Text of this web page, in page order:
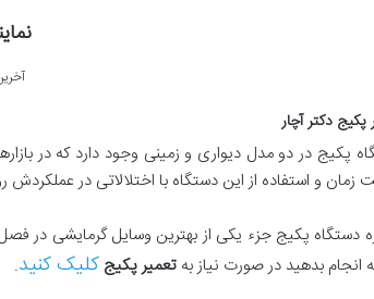
آخرین
پکیج دکتر آچار
پکیج در دو مدل دیواری و زمینی وجود دارد که در
و استفاده از این دستگاه با اختلالاتی در عملکردش
دستگاه پکیج جزء یکی از بهترین وسایل گرمایشی
انجام بدهید در صورت نیاز بهتعمیر پکیج کلیک کنید.